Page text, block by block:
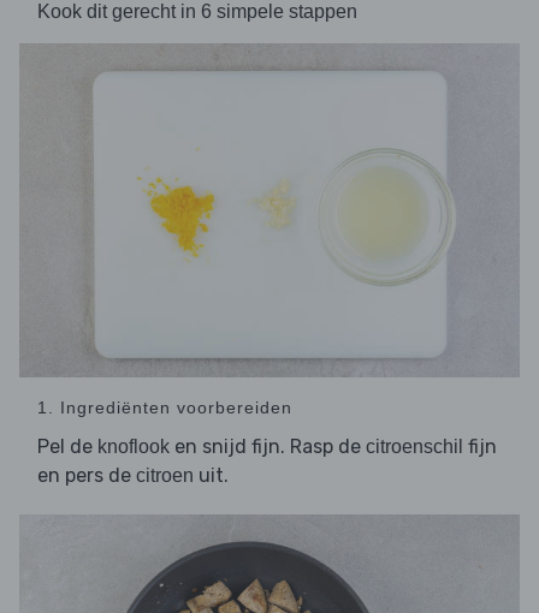
Kook dit gerecht in 6 simpele stappen
1. Ingrediënten voorbereiden
Pel de knoflook en snijd fijn. Rasp de citroenschil fijn
en pers de citroen uit.